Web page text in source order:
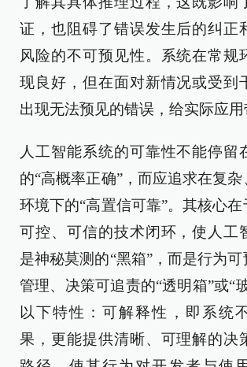
证，也阻碍了错误发生后的纠正
风险的不可预见性。系统在常规
现良好，但在面对新情况或受到
出现无法预见的错误，给实际应用
人工智能系统的可靠性不能停留
的“高概率正确”，而应追求在复
环境下的“高置信可靠”。其核心在
可控、可信的技术闭环，使人工
是神秘莫测的“黑箱”，而是行为
管理、决策可追责的“透明箱”或“
以下特性：可解释性，即系统
果，更能提供清晰、可理解的决